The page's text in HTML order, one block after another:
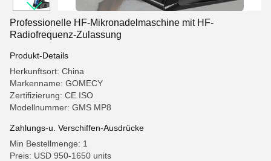
Professionelle HF-Mikronadelmaschine mit HF-
Radiofrequenz-Zulassung
Produkt-Details
Herkunftsort: China
Markenname: GOMECY
Zertifizierung: CE ISO
Modellnummer: GMS MP8
Zahlungs-u. Verschiffen-Ausdrücke
Min Bestellmenge: 1
Preis: USD 950-1650 units